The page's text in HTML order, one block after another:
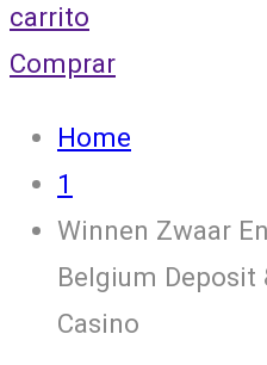
carrito
Comprar
Home
1
Winnen Zwaar
Belgium Deposit
Casino